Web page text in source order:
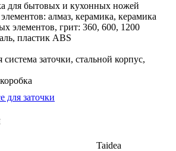
для бытовых и кухонных ножей
алмаз, керамика, керамика
элементов, грит: 360, 600, 1200
пластик ABS
система заточки, стальной корпус,
для заточки
Taidea